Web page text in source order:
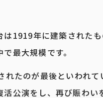
は1919年に建築された
最大規模です。
れたのが最後といわれ
公演をし、再び賑わい